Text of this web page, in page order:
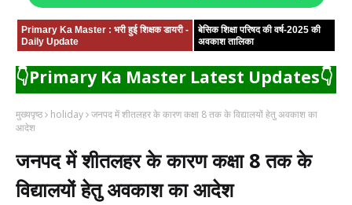
Primary Ka Master : भरी हुई शिक्षक डायरी -
Daily Update
बेसिक शिक्षा परिषद की वर्ष-2025 की
अवकाश तालिका
👇Primary Ka Master Latest Updates👇
मुख्यपृष्ठ holiday जनपद में शीतलहर के कारण कक्षा 8 तक के विद्यालयों हेतु अवकाश का
आदेश
जनपद में शीतलहर के कारण कक्षा 8 तक के
विद्यालयों हेतु अवकाश का आदेश